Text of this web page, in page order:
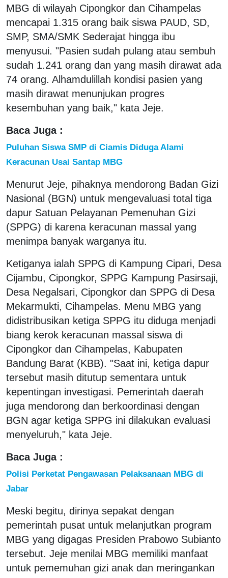
MBG di wilayah Cipongkor dan Cihampelas
mencapai 1.315 orang baik siswa PAUD, SD,
SMP, SMA/SMK Sederajat hingga ibu
menyusui. "Pasien sudah pulang atau sembuh
sudah 1.241 orang dan yang masih dirawat ada
74 orang. Alhamdulillah kondisi pasien yang
masih dirawat menunjukan progres
kesembuhan yang baik," kata Jeje.
Baca Juga :
Puluhan Siswa SMP di Ciamis Diduga Alami
Keracunan Usai Santap MBG
Menurut Jeje, pihaknya mendorong Badan Gizi
Nasional (BGN) untuk mengevaluasi total tiga
dapur Satuan Pelayanan Pemenuhan Gizi
(SPPG) di karena keracunan massal yang
menimpa banyak warganya itu.
Ketiganya ialah SPPG di Kampung Cipari, Desa
Cijambu, Cipongkor, SPPG Kampung Pasirsaji,
Desa Negalsari, Cipongkor dan SPPG di Desa
Mekarmukti, Cihampelas. Menu MBG yang
didistribusikan ketiga SPPG itu diduga menjadi
biang kerok keracunan massal siswa di
Cipongkor dan Cihampelas, Kabupaten
Bandung Barat (KBB). "Saat ini, ketiga dapur
tersebut masih ditutup sementara untuk
kepentingan investigasi. Pemerintah daerah
juga mendorong dan berkoordinasi dengan
BGN agar ketiga SPPG ini dilakukan evaluasi
menyeluruh," kata Jeje.
Baca Juga :
Polisi Perketat Pengawasan Pelaksanaan MBG di
Jabar
Meski begitu, dirinya sepakat dengan
pemerintah pusat untuk melanjutkan program
MBG yang digagas Presiden Prabowo Subianto
tersebut. Jeje menilai MBG memiliki manfaat
untuk pememuhan gizi anak dan meringankan